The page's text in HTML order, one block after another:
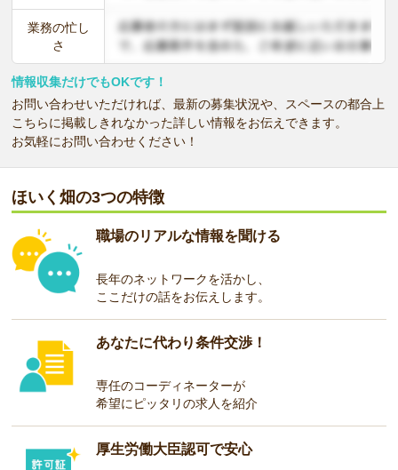
業務の忙し
さ
情報収集だけでもOKです！
お問い合わせいただければ、最新の募集状況や、スペースの都合上
こちらに掲載しきれなかった詳しい情報をお伝えできます。
お気軽にお問い合わせください！
ほいく畑の3つの特徴
職場のリアルな情報を聞ける
長年のネットワークを活かし、
ここだけの話をお伝えします。
あなたに代わり条件交渉！
専任のコーディネーターが
希望にピッタリの求人を紹介
厚生労働大臣認可で安心